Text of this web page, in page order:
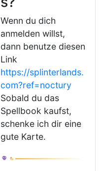
Wenn du dich
anmelden willst,
dann benutze diesen
Link
https://splinterlands.
com?ref=noctury
Sobald du das
Spellbook kaufst,
schenke ich dir eine
gute Karte.